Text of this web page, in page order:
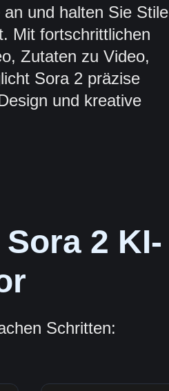
und halten Sie Stile
Mit fortschrittlichen
Zutaten zu Video,
Sora 2 präzise
und kreative
2 KI-
Schritten: